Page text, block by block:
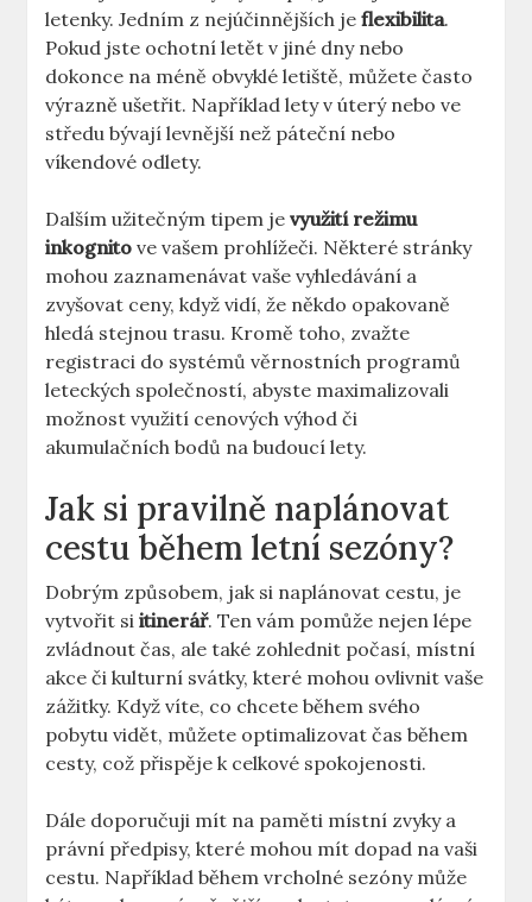
letenky. Jedním z nejúčinnějších jeflexibilita.
Pokud jste ochotní letět v jiné dny nebo
dokonce na méně obvyklé letiště, můžete často
výrazně ušetřit. Například lety v úterý nebo ve
středu bývají levnější než páteční nebo
víkendové odlety.
Dalším užitečným tipem jevyužití režimu
inkognito ve vašem prohlížeči. Některé stránky
mohou zaznamenávat vaše vyhledávání a
zvyšovat ceny, když vidí, že někdo opakovaně
hledá stejnou trasu. Kromě toho, zvažte
registraci do systémů věrnostních programů
leteckých společností, abyste maximalizovali
možnost využití cenových výhod či
akumulačních bodů na budoucí lety.
Jak si pravilně naplánovat
cestu během letní sezóny?
Dobrým způsobem, jak si naplánovat cestu, je
vytvořit siitinerář. Ten vám pomůže nejen lépe
zvládnout čas, ale také zohlednit počasí, místní
akce či kulturní svátky, které mohou ovlivnit vaše
zážitky. Když víte, co chcete během svého
pobytu vidět, můžete optimalizovat čas během
cesty, což přispěje k celkové spokojenosti.
Dále doporučuji mít na paměti místní zvyky a
právní předpisy, které mohou mít dopad na vaši
cestu. Například během vrcholné sezóny může